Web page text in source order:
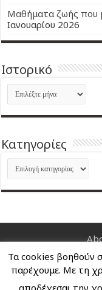
Μαθήματα ζωής που
Ιανουαρίου 2026
Ιστορικό
Ιστορικό
Kατηγορίες
Kατηγορίες
Nancy's Blog ©
Τα cookies βοηθούν
παρέχουμε. Με τη